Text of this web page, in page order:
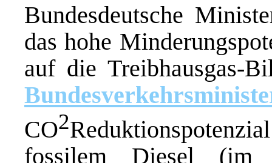
Bundesdeutsche
das hohe
auf die Treibhausgas-
CO2
fossilem Diesel (im